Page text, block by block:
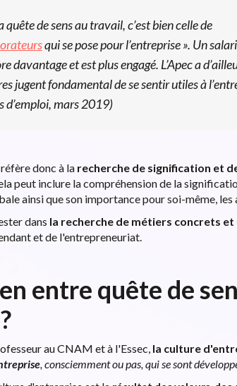
quête de sens au travail, c’est bien celle de
qui se pose pour l’entreprise ». Un
davantage et est plus engagé. L’Apec a
jugent fondamental de se sentir utiles à
d’emploi, mars 2019)
donc à la recherche de signification et
peut inclure la compréhension de la
ainsi que son importance pour soi-même, les
dans la recherche de métiers concrets et
et de l'entrepreneuriat.
entre quête de
au CNAM et à l'Essec, la culture
, consciemment ou pas, qui se sont